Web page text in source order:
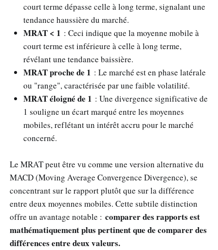
court terme dépasse celle à long terme, signalant une
tendance haussière du marché.
MRAT < 1 : Ceci indique que la moyenne mobile à
court terme est inférieure à celle à long terme,
révélant une tendance baissière.
MRAT proche de 1 : Le marché est en phase latérale
ou "range", caractérisée par une faible volatilité.
MRAT éloigné de 1 : Une divergence significative de
1 souligne un écart marqué entre les moyennes
mobiles, reflétant un intérêt accru pour le marché
concerné.
Le MRAT peut être vu comme une version alternative du
MACD (Moving Average Convergence Divergence), se
concentrant sur le rapport plutôt que sur la différence
entre deux moyennes mobiles. Cette subtile distinction
offre un avantage notable : comparer des rapports est
mathématiquement plus pertinent que de comparer des
différences entre deux valeurs.